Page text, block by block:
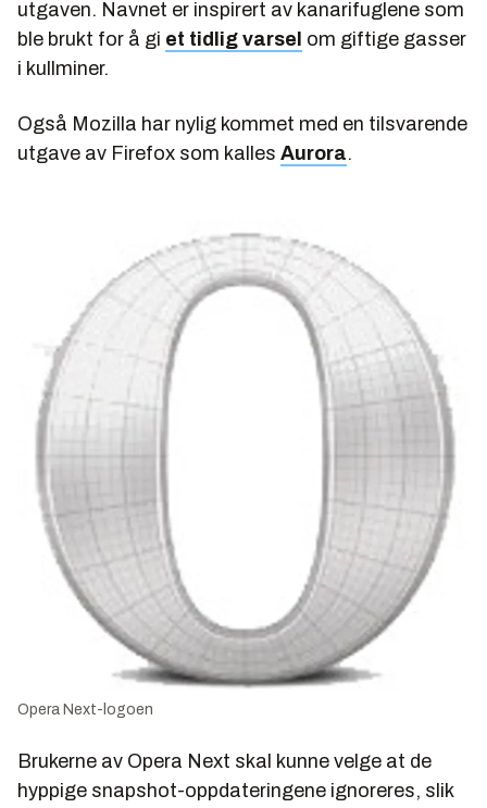
utgaven. Navnet er inspirert av kanarifuglene som
ble brukt for å gi et tidlig varsel om giftige gasser
i kullminer.
Også Mozilla har nylig kommet med en tilsvarende
utgave av Firefox som kalles Aurora.
Opera Next-logoen
Brukerne av Opera Next skal kunne velge at de
hyppige snapshot-oppdateringene ignoreres, slik